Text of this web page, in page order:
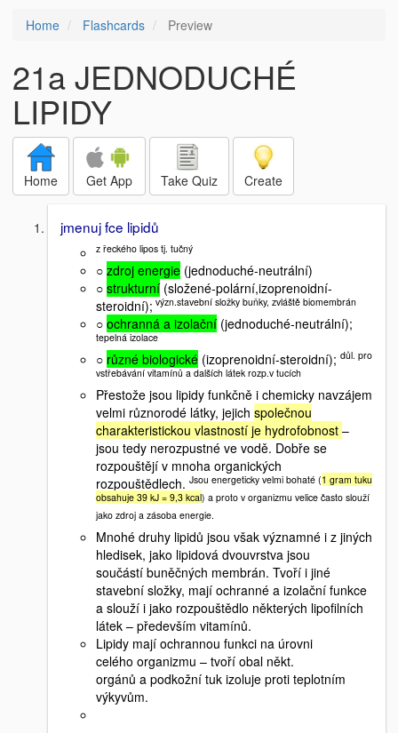
Home Flashcards Preview
21a JEDNODUCHÉ
LIPIDY
Home Get App Take Quiz Create
jmenuj fce lipidů
z řeckého lipos tj. tučný
○ zdroj energie (jednoduché-neutrální)
○ strukturní (složené-polární,izoprenoidní-
steroidní); význ.stavební složky buňky, zvláště biomembrán
○ ochranná a izolační (jednoduché-neutrální);
tepelná izolace
○ různé biologické (izoprenoidní-steroidní); důl. pro
vstřebávání vitamínů a dalších látek rozp.v tucích
Přestože jsou lipidy funkčně i chemicky navzájem
velmi různorodé látky, jejich společnou
charakteristickou vlastností je hydrofobnost –
jsou tedy nerozpustné ve vodě. Dobře se
rozpouštějí v mnoha organických
rozpouštědlech. Jsou energeticky velmi bohaté (1 gram tuku
obsahuje 39 kJ = 9,3 kcal) a proto v organizmu velice často slouží
jako zdroj a zásoba energie.
Mnohé druhy lipidů jsou však významné i z jiných
hledisek, jako lipidová dvouvrstva jsou
součástí buněčných membrán. Tvoří i jiné
stavební složky, mají ochranné a izolační funkce
a slouží i jako rozpouštědlo některých lipofilních
látek – především vitamínů.
Lipidy mají ochrannou funkci na úrovni
celého organizmu – tvoří obal někt.
orgánů a podkožní tuk izoluje proti teplotním
výkyvům.